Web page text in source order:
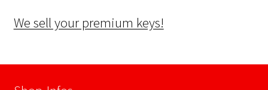
We sell your premium keys!